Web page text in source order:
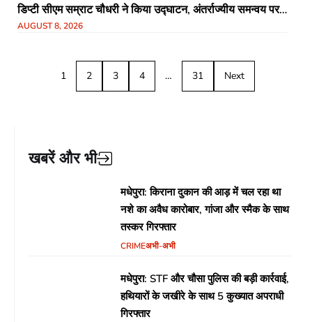
डिप्टी सीएम सम्राट चौधरी ने किया उद्घाटन, अंतर्राज्यीय समन्वय पर
जोर
AUGUST 8, 2026
1 2 3 4 … 31 Next
खबरें और भी
मधेपुरा: किराना दुकान की आड़ में चल रहा था
नशे का अवैध कारोबार, गांजा और स्मैक के साथ
तस्कर गिरफ्तार
CRIMEअभी-अभी
मधेपुरा: STF और चौसा पुलिस की बड़ी कार्रवाई,
हथियारों के जखीरे के साथ 5 कुख्यात अपराधी
गिरफ्तार